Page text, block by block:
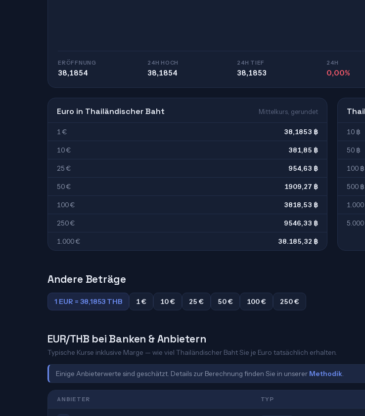
ERÖFFNUNG
38,1854
24H HOCH
38,1854
24H TIEF
38,1853
24H
0,00%
Euro in Thailändischer Baht Mittelkurs, gerundet
1 € 38,1853 ฿
10 € 381,85 ฿
25 € 954,63 ฿
50 € 1909,27 ฿
100 € 3818,53 ฿
250 € 9546,33 ฿
1.000 € 38.185,32 ฿
10 ฿
50 ฿
100 ฿
500 ฿
Andere Beträge
1 EUR = 38,1853 THB 1 € 10 € 25 € 50 € 100 € 250 €
EUR/THB bei Banken & Anbietern
Typische Kurse inklusive Marge — wie viel Thailändischer Baht Sie je Euro tatsächlich erhalten.
Einige Anbieterwerte sind geschätzt. Details zur Berechnung finden Sie in unserer Methodik
ANBIETER TYP